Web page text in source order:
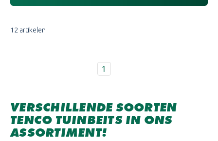
12 artikelen
1
VERSCHILLENDE SOORTEN
TENCO TUINBEITS IN ONS
ASSORTIMENT!